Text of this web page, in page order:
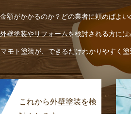
額がかかるのか？どの業者に頼めばよ
壁塗装やリフォームを検討される方に
モト塗装が、できるだけわかりやすく
これから外壁塗装を検